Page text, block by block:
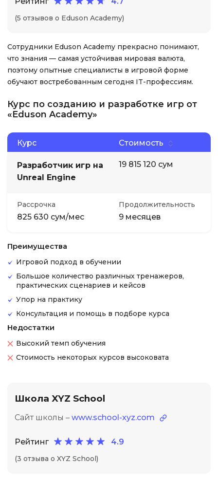
(5 отзывов о Eduson Academy)
Сотрудники Eduson Academy прекрасно понимают,
что знания — самая устойчивая мировая валюта,
поэтому опытные специалисты в игровой форме
обучают востребованным сегодня IT-профессиям.
Курс по созданию и разработке игр от
«Eduson Academy»
Курс Стоимость
Разработчик игр на
Unreal Engine
19 815 120 сум
Рассрочка
825 630 сум/мес
Продолжительность
9 месяцев
Преимущества
Игровой подход в обучении
Большое количество различных тренажеров,
практических сценариев и кейсов
Упор на практику
Консультация и помощь в подборе курса
Недостатки
Высокий темп обучения
Стоимость некоторых курсов высоковата
Школа XYZ School
Сайт школы – www.school-xyz.com
Рейтинг 4.9
(3 отзыва о XYZ School)